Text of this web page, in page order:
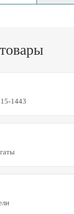
1443